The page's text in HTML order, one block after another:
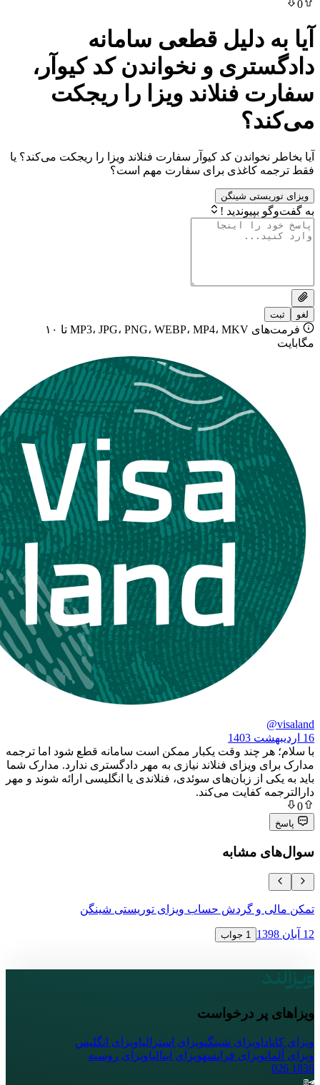
دلیل قطعی سامانه
و نخواندن کد کیوآر،
فنلاند ویزا را ریجکت
کد کیوآر سفارت فنلاند ویزا را ریجکت می‌کند؟ یا
کاغذی برای سفارت مهم است؟
شینگن
!
فرمت‌های MP3، JPG، PNG، WEBP، MP4، MKV تا ۱۰
چند وقت یکبار ممکن است سامانه قطع شود اما ترجمه
ویزای فنلاند نیازی به مهر دادگستری ندارد. مدارک شما
از زبان‌های سوئدی، فنلاندی یا انگلیسی ارائه شوند و مهر
کفایت می‌کند.
مشابه
و گردش حساب ویزای توریستی شینگن
پر درخواست
ویزای شینگنویزای استرالیا ویزای انگلیس
ویزای فرانسه ویزای ایتالیاویزای روسیه